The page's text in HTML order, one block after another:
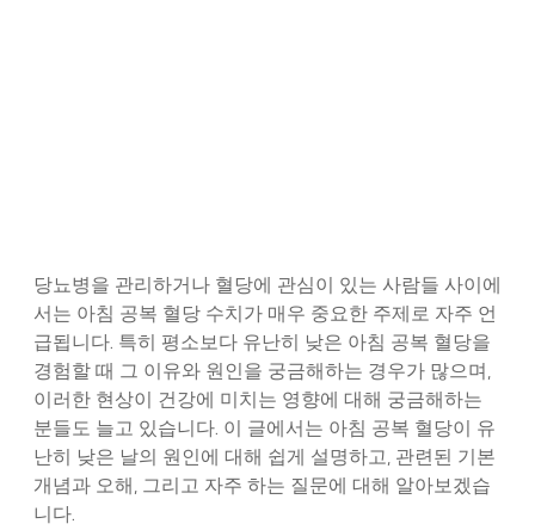
당뇨병을 관리하거나 혈당에 관심이 있는 사람들 사이에
서는 아침 공복 혈당 수치가 매우 중요한 주제로 자주 언
급됩니다. 특히 평소보다 유난히 낮은 아침 공복 혈당을
경험할 때 그 이유와 원인을 궁금해하는 경우가 많으며,
이러한 현상이 건강에 미치는 영향에 대해 궁금해하는
분들도 늘고 있습니다. 이 글에서는 아침 공복 혈당이 유
난히 낮은 날의 원인에 대해 쉽게 설명하고, 관련된 기본
개념과 오해, 그리고 자주 하는 질문에 대해 알아보겠습
니다.